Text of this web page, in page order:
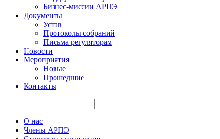
Бизнес-миссии АРПЭ
Документы
Устав
Протоколы собраний
Письма регуляторам
Новости
Мероприятия
Новые
Прошедшие
Контакты
О нас
Члены АРПЭ